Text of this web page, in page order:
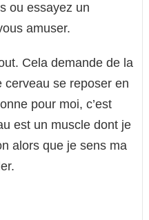
ou essayez un
amuser.
Cela demande de la
cerveau se reposer en
pour moi, c’est
est un muscle dont je
alors que je sens ma